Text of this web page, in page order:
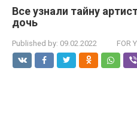
Все узнали тайну
дочь
Published by: 09.02.2022 FOR